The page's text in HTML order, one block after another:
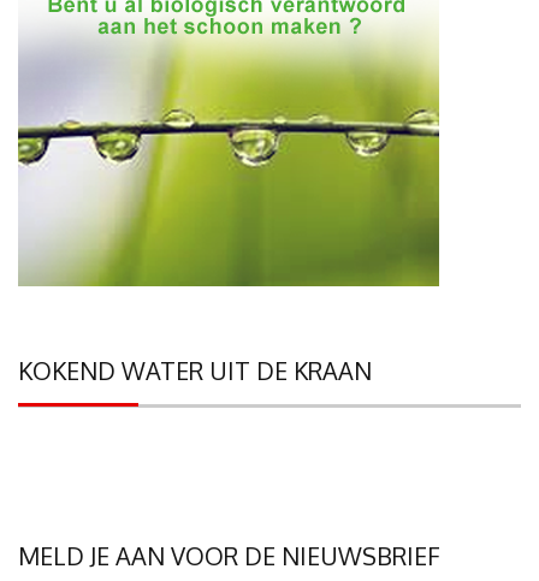
KOKEND WATER UIT DE KRAAN
MELD JE AAN VOOR DE NIEUWSBRIEF